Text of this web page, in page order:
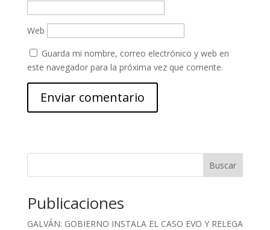
Web
Guarda mi nombre, correo electrónico y web en
este navegador para la próxima vez que comente.
Buscar
Publicaciones
GALVÁN: GOBIERNO INSTALA EL CASO EVO Y RELEGA